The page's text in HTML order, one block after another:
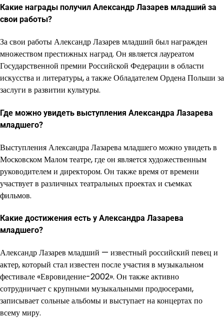
Какие награды получил Александр Лазарев младший за
свои работы?
За свои работы Александр Лазарев младший был награжден
множеством престижных наград. Он является лауреатом
Государственной премии Российской Федерации в области
искусства и литературы, а также Обладателем Ордена Польши за
заслуги в развитии культуры.
Где можно увидеть выступления Александра Лазарева
младшего?
Выступления Александра Лазарева младшего можно увидеть в
Московском Малом театре, где он является художественным
руководителем и директором. Он также время от времени
участвует в различных театральных проектах и съемках
фильмов.
Какие достижения есть у Александра Лазарева
младшего?
Александр Лазарев младший — известный российский певец и
актер, который стал известен после участия в музыкальном
фестивале «Евровидение-2002». Он также активно
сотрудничает с крупными музыкальными продюсерами,
записывает сольные альбомы и выступает на концертах по
всему миру.